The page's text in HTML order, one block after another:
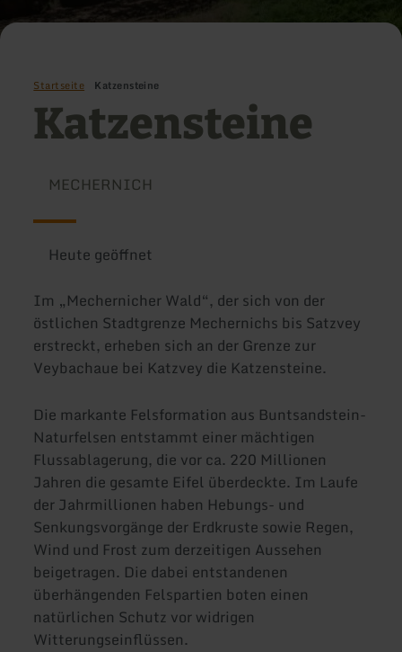
Startseite Katzensteine
Katzensteine
MECHERNICH
Heute geöffnet
Im „Mechernicher Wald“, der sich von der
östlichen Stadtgrenze Mechernichs bis Satzvey
erstreckt, erheben sich an der Grenze zur
Veybachaue bei Katzvey die Katzensteine.
Die markante Felsformation aus Buntsandstein-
Naturfelsen entstammt einer mächtigen
Flussablagerung, die vor ca. 220 Millionen
Jahren die gesamte Eifel überdeckte. Im Laufe
der Jahrmillionen haben Hebungs- und
Senkungsvorgänge der Erdkruste sowie Regen,
Wind und Frost zum derzeitigen Aussehen
beigetragen. Die dabei entstandenen
überhängenden Felspartien boten einen
natürlichen Schutz vor widrigen
Witterungseinflüssen.